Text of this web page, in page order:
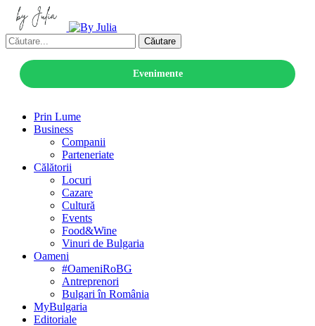
Căutare
Evenimente
Prin Lume
Business
Companii
Parteneriate
Călătorii
Locuri
Cazare
Cultură
Events
Food&Wine
Vinuri de Bulgaria
Oameni
#OameniRoBG
Antreprenori
Bulgari în România
MyBulgaria
Editoriale